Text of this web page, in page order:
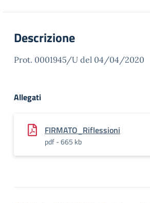
Descrizione
Prot. 0001945/U del 04/04/2020
Allegati
FIRMATO_Riflessioni
pdf - 665 kb